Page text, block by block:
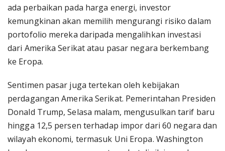
ada perbaikan pada harga energi, investor
kemungkinan akan memilih mengurangi risiko dalam
portofolio mereka daripada mengalihkan investasi
dari Amerika Serikat atau pasar negara berkembang
ke Eropa.
Sentimen pasar juga tertekan oleh kebijakan
perdagangan Amerika Serikat. Pemerintahan Presiden
Donald Trump, Selasa malam, mengusulkan tarif baru
hingga 12,5 persen terhadap impor dari 60 negara dan
wilayah ekonomi, termasuk Uni Eropa. Washington